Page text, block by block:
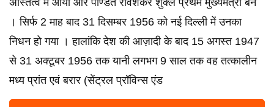
अस्तित्व में आया और पण्डित रविशंकर शुक्ल प्रथम मुख्यमंत्री बने
। सिर्फ 2 माह बाद 31 दिसम्बर 1956 को नई दिल्ली में उनका
निधन हो गया । हालांकि देश की आज़ादी के बाद 15 अगस्त 1947
से 31 अक्टूबर 1956 तक यानी लगभग 9 साल तक वह तत्कालीन
मध्य प्रांत एवं बरार (सेंट्रल प्रॉविन्स एंड